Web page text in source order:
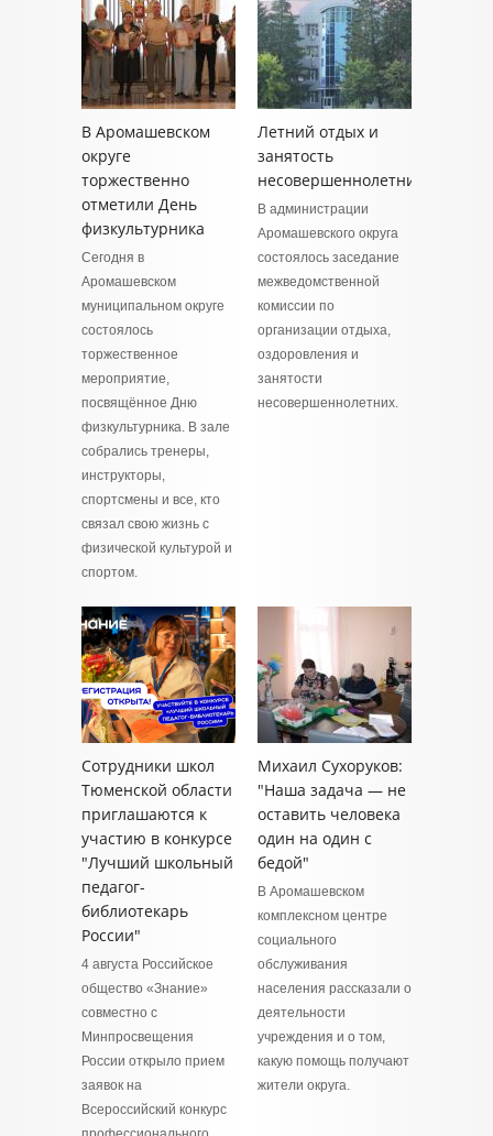
В Аромашевском
округе
торжественно
отметили День
физкультурника
Сегодня в
Аромашевском
муниципальном округе
состоялось
торжественное
мероприятие,
посвящённое Дню
физкультурника. В зале
собрались тренеры,
инструкторы,
спортсмены и все, кто
связал свою жизнь с
физической культурой и
спортом.
Летний отдых и
занятость
несовершеннолетних
В администрации
Аромашевского округа
состоялось заседание
межведомственной
комиссии по
организации отдыха,
оздоровления и
занятости
несовершеннолетних.
Сотрудники школ
Тюменской области
приглашаются к
участию в конкурсе
"Лучший школьный
педагог-
библиотекарь
России"
4 августа Российское
общество «Знание»
совместно с
Минпросвещения
России открыло прием
заявок на
Всероссийский конкурс
Михаил Сухоруков:
"Наша задача — не
оставить человека
один на один с
бедой"
В Аромашевском
комплексном центре
социального
обслуживания
населения рассказали о
деятельности
учреждения и о том,
какую помощь получают
жители округа.